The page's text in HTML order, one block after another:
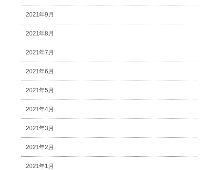
2021年9月
2021年8月
2021年7月
2021年6月
2021年5月
2021年4月
2021年3月
2021年2月
2021年1月